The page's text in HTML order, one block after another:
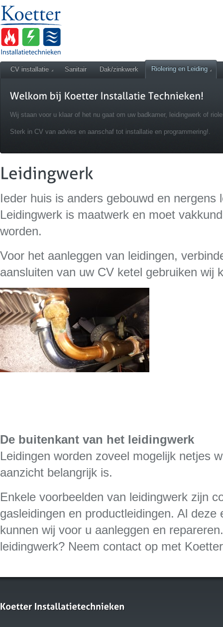
CV installatie Sanitair Dak/zinkwerk Riolering en Leiding
Wij staan voor u klaar of het nu gaat om uw badkamer, leidingwerk of
Sterk in CV van advies en aanschaf tot installatie en programmering!.
Ieder huis is anders gebouwd en nergens
Leidingwerk is maatwerk en moet
worden.
Voor het aanleggen van leidingen,
aansluiten van uw CV ketel gebruiken wij
De buitenkant van het leidingwerk
Leidingen worden zoveel mogelijk netjes
aanzicht belangrijk is.
Enkele voorbeelden van leidingwerk zijn
gasleidingen en productleidingen. Al deze
kunnen wij voor u aanleggen en
leidingwerk? Neem contact op met